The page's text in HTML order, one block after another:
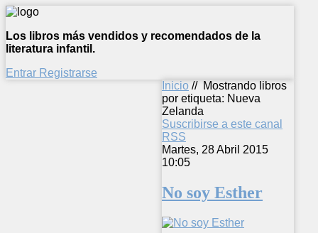
Los libros más vendidos y recomendados de la
literatura infantil.
Entrar Registrarse
Inicio // Mostrando libros
por etiqueta: Nueva
Zelanda
Suscribirse a este canal
RSS
Martes, 28 Abril 2015
10:05
No soy Esther